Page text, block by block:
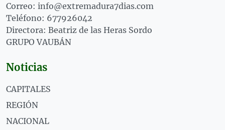
Correo: info@extremadura7dias.com
Teléfono: 677926042
Directora: Beatriz de las Heras Sordo
GRUPO VAUBÁN
Noticias
CAPITALES
REGIÓN
NACIONAL